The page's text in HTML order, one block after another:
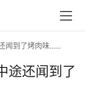
闻到了烤肉味......
途还闻到了